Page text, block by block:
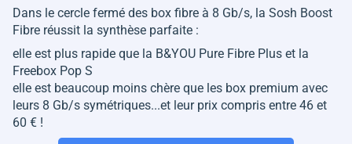
Dans le cercle fermé des box fibre à 8 Gb/s, la Sosh Boost
Fibre réussit la synthèse parfaite :
elle est plus rapide que la B&YOU Pure Fibre Plus et la
Freebox Pop S
elle est beaucoup moins chère que les box premium avec
leurs 8 Gb/s symétriques...et leur prix compris entre 46 et
60 € !